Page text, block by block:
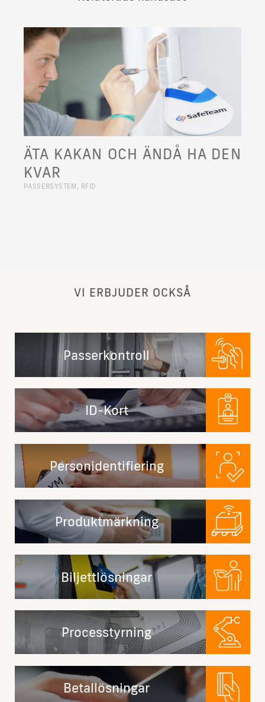
ÄTA KAKAN OCH ÄNDÅ HA DEN
KVAR
PASSERSYSTEM, RFID
VI ERBJUDER OCKSÅ
Passerkontroll
ID-Kort
Personidentifiering
Produktmärkning
Biljettlösningar
Processtyrning
Betallösningar